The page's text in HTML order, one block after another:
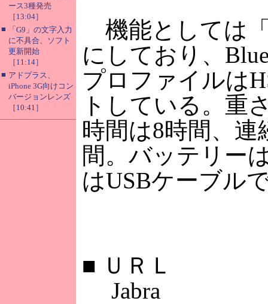
ース3種発売
［13:04］
■
「G9」の文字入力
に不具合、ソフト
更新開始
［11:14］
■ アドプラス、
iPhone 3G向けコン
バージョンレンズ
［10:41］
機能としては
にしており、
プロファイルは
トしている。重
時間は8時間、連
間。バッテリー
はUSBケーブル
■ ＵＲＬ
Jabra